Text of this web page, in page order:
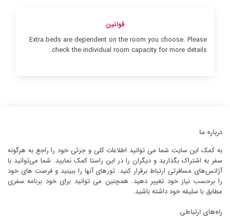
قوانین
Extra beds are dependent on the room you choose. Please
check the individual room capacity for more details.
درباره ما
به کمک این سایت شما می توانید اطلاعات کلی و جزئی خود را راجع به هرگونه
سفر به اشتراک بگذارید و دیگران را در این راستا کمک نمایید. شما می‌توانید با
آژانس‌های مسافرتی ارتباط برقرار کنید. تورهای آنها را ببینید و فرصت های خود
را برحسب نیاز خود تغییر دهید. همچنین می توانید برای خود برنامه سفری
مطابق با سلیقه خود داشته باشید.
راه‌های ارتباطی